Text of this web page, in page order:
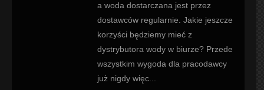
a woda dostarczana jest przez
dostawców regularnie. Jakie jeszcze
korzyści będziemy mieć z
dystrybutora wody w biurze? Przede
wszystkim wygoda dla pracodawcy
już nigdy więc...